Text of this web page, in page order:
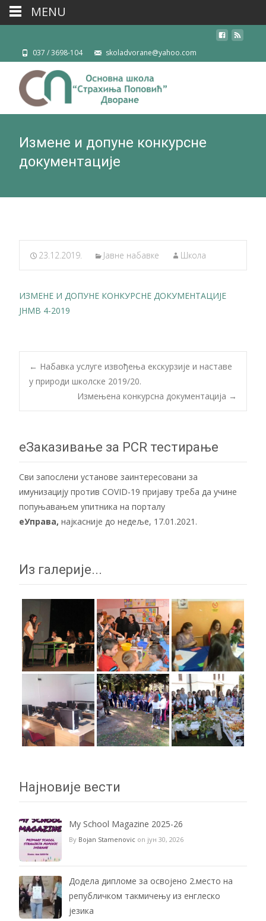
037 / 3698-104 skoladvorane@yahoo.com
Измене и допуне конкурсне
документације
23.12.2019. Јавнe набавкe Школа
ИЗМЕНЕ И ДОПУНЕ КОНКУРСНЕ ДОКУМЕНТАЦИЈЕ
ЈНМВ 4-2019
Post
navigation
← Набавка услуге извођења екскурзије и наставе
у природи школске 2019/20.
Измењена конкурсна документација →
еЗаказивање за PCR тестирање
Сви запослени установе заинтересовани за
имунизацију против COVID-19 пријаву треба да учине
попуњавањем упитника на порталу
еУправа, најкасније до недеље, 17.01.2021.
Из галерије...
Најновије вести
My School Magazine 2025-26
By Bojan Stamenovic on јун 30, 2026
Додела дипломе за освојено 2.место на
републичком такмичењу из енглеско
језика
MENU